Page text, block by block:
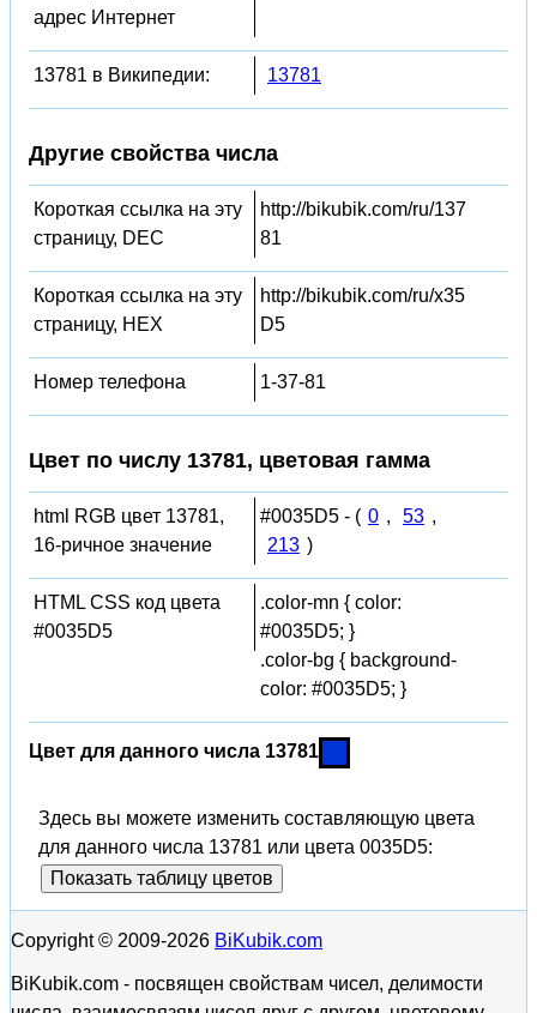
адрес Интернет
13781 в Википедии: 13781
Другие свойства числа
Короткая ссылка на эту
страницу, DEC
http://bikubik.com/ru/137
81
Короткая ссылка на эту
страницу, HEX
http://bikubik.com/ru/x35
D5
Номер телефона 1-37-81
Цвет по числу 13781, цветовая гамма
html RGB цвет 13781,
16-ричное значение
#0035D5 - ( 0 , 53 ,
213 )
HTML CSS код цвета
#0035D5
.color-mn { color:
#0035D5; }
.color-bg { background-
color: #0035D5; }
Цвет для данного числа 13781
Здесь вы можете изменить составляющую цвета
для данного числа 13781 или цвета 0035D5:
Показать таблицу цветов
Copyright © 2009-2026 BiKubik.com
BiKubik.com - посвящен свойствам чисел, делимости